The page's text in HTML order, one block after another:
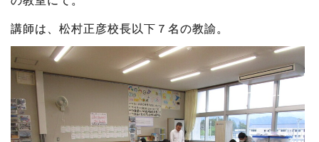
講師は、松村正彦校長以下７名の教諭。